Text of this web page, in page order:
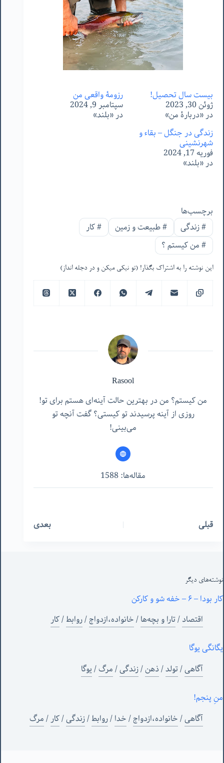
بیست سال تحصیل!
ژوئن 30, 2023
در «دربارۀ من»
رزومۀ واقعی من
سپتامبر 9, 2024
در «بلند»
زندگی در جنگل – بقاء و
شهرنشینی
فوریه 17, 2024
در «بلند»
برچسب‌ها
#زندگی #طبیعت و زمین #کار
#من‌ کیستم ؟
این نوشته را به اشتراک بگذار! (تو نیکی میکن و در دجله انداز)
Rasool
من کیستم؟ من در بهترین حالت آینه‌ای هستم برای تو!
روزی از آینه پرسیدند تو کیستی؟ گفت آنچه تو
می‌بینی!
مقاله‌ها: 1588
قبلی بعدی
نوشته‌های‌ دیگر
کار بودا – ۶ – خفه شو و کارکن
اقتصاد/تارا و بچه‌ها/خانواده،ازدواج/روابط/کار
یگانگی یوگا
آگاهی/تولد/ذهن/زندگی/مرگ/یوگا
منِ پنجم!
آگاهی/خانواده،ازدواج/خدا/روابط/زندگی/کار/مرگ